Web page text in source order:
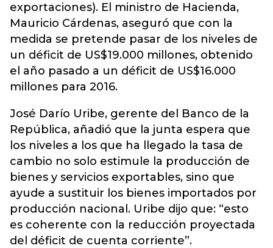
exportaciones). El ministro de Hacienda,
Mauricio Cárdenas, aseguró que con la
medida se pretende pasar de los niveles de
un déficit de US$19.000 millones, obtenido
el año pasado a un déficit de US$16.000
millones para 2016.
José Darío Uribe, gerente del Banco de la
República, añadió que la junta espera que
los niveles a los que ha llegado la tasa de
cambio no solo estimule la producción de
bienes y servicios exportables, sino que
ayude a sustituir los bienes importados por
producción nacional. Uribe dijo que: “esto
es coherente con la reducción proyectada
del déficit de cuenta corriente”.